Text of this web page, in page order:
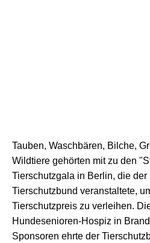
Tauben, Waschbären, Bilche,
Wildtiere gehörten mit zu den
Tierschutzgala in Berlin, die der
Tierschutzbund veranstaltete,
Tierschutzpreis zu verleihen.
Hundesenioren-Hospiz in
Sponsoren ehrte der